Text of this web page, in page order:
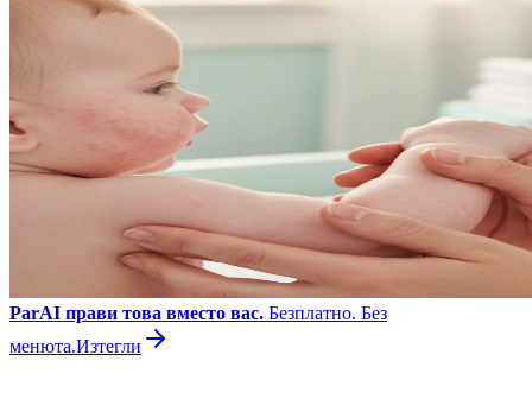
ParAI прави това вместо вас. Безплатно. Без
менюта.Изтегли